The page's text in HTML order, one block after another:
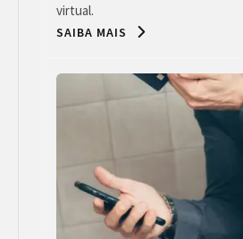
virtual.
SAIBA MAIS